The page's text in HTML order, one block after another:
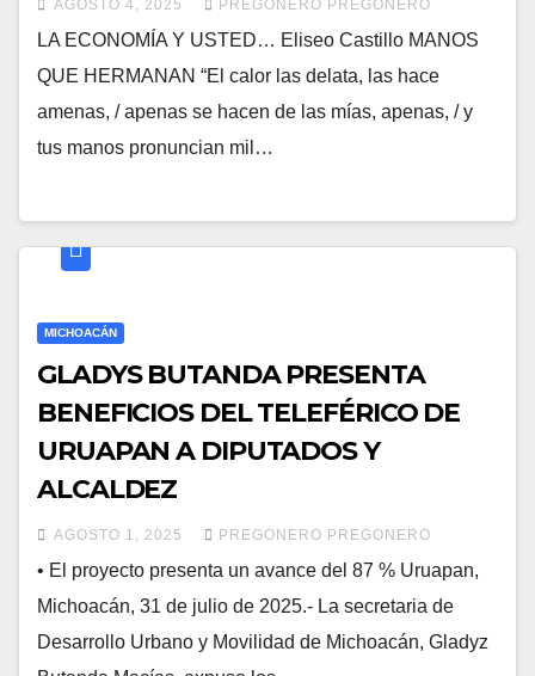
AGOSTO 4, 2025 PREGONERO PREGONERO
LA ECONOMÍA Y USTED… Eliseo Castillo MANOS
QUE HERMANAN “El calor las delata, las hace
amenas, / apenas se hacen de las mías, apenas, / y
tus manos pronuncian mil…
MICHOACÁN
GLADYS BUTANDA PRESENTA
BENEFICIOS DEL TELEFÉRICO DE
URUAPAN A DIPUTADOS Y
ALCALDEZ
AGOSTO 1, 2025 PREGONERO PREGONERO
• El proyecto presenta un avance del 87 % Uruapan,
Michoacán, 31 de julio de 2025.- La secretaria de
Desarrollo Urbano y Movilidad de Michoacán, Gladyz